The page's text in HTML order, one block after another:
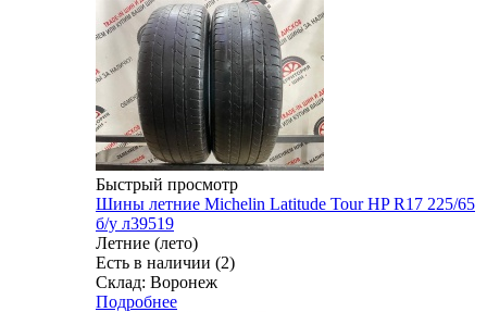
Быстрый просмотр
Шины летние Michelin Latitude Tour HP R17 225/65
б/у л39519
Летние (лето)
Есть в наличии (2)
Склад: Воронеж
Подробнее